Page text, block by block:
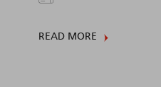
READ MORE